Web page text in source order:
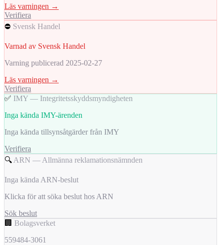
Läs varningen →
Verifiera
⛔ Svensk Handel
Varnad av Svensk Handel
Varning publicerad 2025-02-27
Läs varningen →
Verifiera
✅ IMY — Integritetsskyddsmyndigheten
Inga kända IMY-ärenden
Inga kända tillsynsåtgärder från IMY
Verifiera
🔍 ARN — Allmänna reklamationsnämnden
Inga kända ARN-beslut
Klicka för att söka beslut hos ARN
Sök beslut
🏢 Bolagsverket
559484-3061